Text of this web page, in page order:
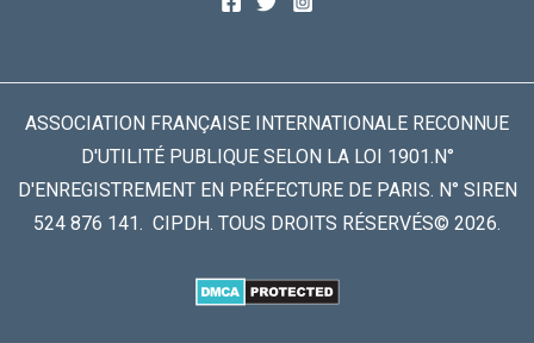
ASSOCIATION FRANÇAISE INTERNATIONALE RECONNUE
D'UTILITÉ PUBLIQUE SELON LA LOI 1901.N°
D'ENREGISTREMENT EN PRÉFECTURE DE PARIS. N° SIREN
524 876 141. CIPDH. TOUS DROITS RÉSERVÉS© 2026.